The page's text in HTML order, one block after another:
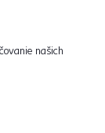
našich